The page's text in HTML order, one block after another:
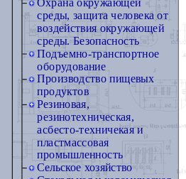
Охрана окружающей
среды, защита человека от
воздействия окружающей
среды. Безопасность
Подъемно-транспортное
оборудование
Производство пищевых
продуктов
Резиновая,
резинотехническая,
асбесто-техничекая и
пластмассовая
промышленность
Сельское хозяйство